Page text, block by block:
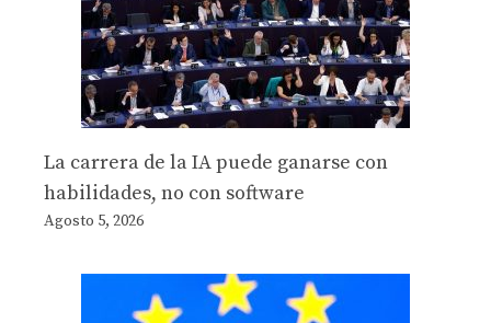
La carrera de la IA puede ganarse con
habilidades, no con software
Agosto 5, 2026